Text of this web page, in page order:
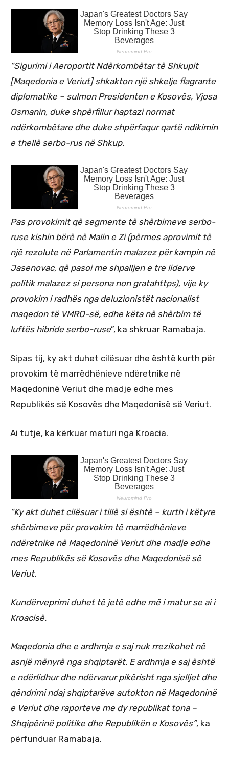
“Sigurimi i Aeroportit Ndërkombëtar të Shkupit
[Maqedonia e Veriut] shkakton një shkelje flagrante
diplomatike – sulmon Presidenten e Kosovës, Vjosa
Osmanin, duke shpërfillur haptazi normat
ndërkombëtare dhe duke shpërfaqur qartë ndikimin
e thellë serbo-rus në Shkup.
Pas provokimit që segmente të shërbimeve serbo-
ruse kishin bërë në Malin e Zi (përmes aprovimit të
një rezolute në Parlamentin malazez për kampin në
Jasenovac, që pasoi me shpalljen e tre liderve
politik malazez si persona non gratahttps), vije ky
provokim i radhës nga deluzionistët nacionalist
maqedon të VMRO-së, edhe këta në shërbim të
luftës hibride serbo-ruse”, ka shkruar Ramabaja.
Sipas tij, ky akt duhet cilësuar dhe është kurth për
provokim të marrëdhënieve ndëretnike në
Maqedoninë Veriut dhe madje edhe mes
Republikës së Kosovës dhe Maqedonisë së Veriut.
Ai tutje, ka kërkuar maturi nga Kroacia.
“Ky akt duhet cilësuar i tillë si është – kurth i këtyre
shërbimeve për provokim të marrëdhënieve
ndëretnike në Maqedoninë Veriut dhe madje edhe
mes Republikës së Kosovës dhe Maqedonisë së
Veriut.
Kundërveprimi duhet të jetë edhe më i matur se ai i
Kroacisë.
Maqedonia dhe e ardhmja e saj nuk rrezikohet në
asnjë mënyrë nga shqiptarët. E ardhmja e saj është
e ndërlidhur dhe ndërvarur pikërisht nga sjelljet dhe
qëndrimi ndaj shqiptarëve autokton në Maqedoninë
e Veriut dhe raporteve me dy republikat tona –
Shqipërinë politike dhe Republikën e Kosovës”, ka
përfunduar Ramabaja.